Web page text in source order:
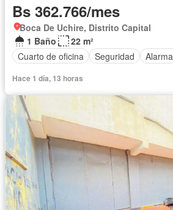
Bs 362.766/mes
Boca De Uchire, Distrito Capital
1 Baño
22 m²
Cuarto de oficina
Seguridad Alarma
Hace 1 día, 13 horas